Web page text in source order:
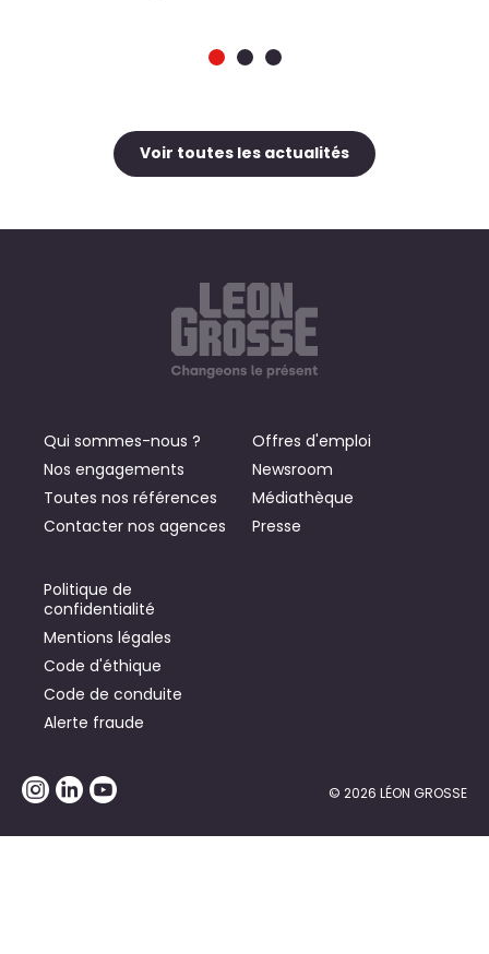
Voir toutes les actualités
Qui sommes-nous ?
Nos engagements
Toutes nos références
Contacter nos agences
Offres d'emploi
Newsroom
Médiathèque
Presse
Politique de
confidentialité
Mentions légales
Code d'éthique
Code de conduite
Alerte fraude
© 2026 LÉON GROSSE